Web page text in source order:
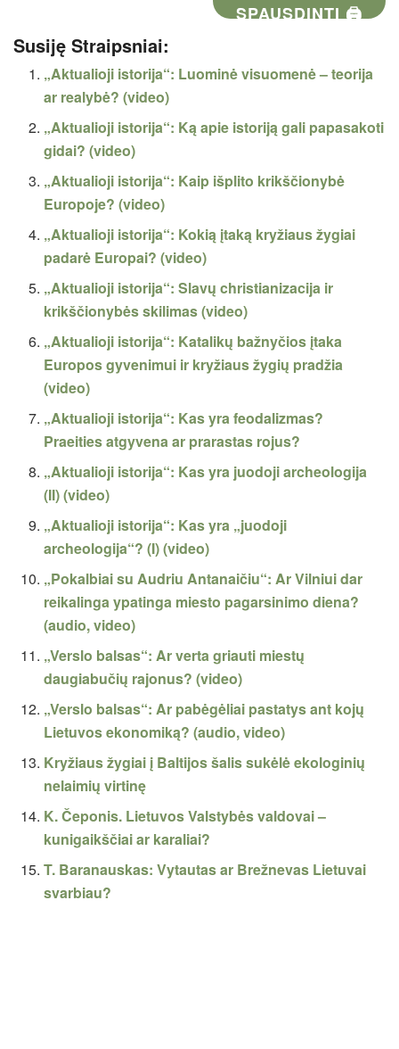
SPAUSDINTI 🖨
Susiję Straipsniai:
„Aktualioji istorija“: Luominė visuomenė – teorija
ar realybė? (video)
„Aktualioji istorija“: Ką apie istoriją gali papasakoti
gidai? (video)
„Aktualioji istorija“: Kaip išplito krikščionybė
Europoje? (video)
„Aktualioji istorija“: Kokią įtaką kryžiaus žygiai
padarė Europai? (video)
„Aktualioji istorija“: Slavų christianizacija ir
krikščionybės skilimas (video)
„Aktualioji istorija“: Katalikų bažnyčios įtaka
Europos gyvenimui ir kryžiaus žygių pradžia
(video)
„Aktualioji istorija“: Kas yra feodalizmas?
Praeities atgyvena ar prarastas rojus?
„Aktualioji istorija“: Kas yra juodoji archeologija
(II) (video)
„Aktualioji istorija“: Kas yra „juodoji
archeologija“? (I) (video)
„Pokalbiai su Audriu Antanaičiu“: Ar Vilniui dar
reikalinga ypatinga miesto pagarsinimo diena?
(audio, video)
„Verslo balsas“: Ar verta griauti miestų
daugiabučių rajonus? (video)
„Verslo balsas“: Ar pabėgėliai pastatys ant kojų
Lietuvos ekonomiką? (audio, video)
Kryžiaus žygiai į Baltijos šalis sukėlė ekologinių
nelaimių virtinę
K. Čeponis. Lietuvos Valstybės valdovai –
kunigaikščiai ar karaliai?
T. Baranauskas: Vytautas ar Brežnevas Lietuvai
svarbiau?